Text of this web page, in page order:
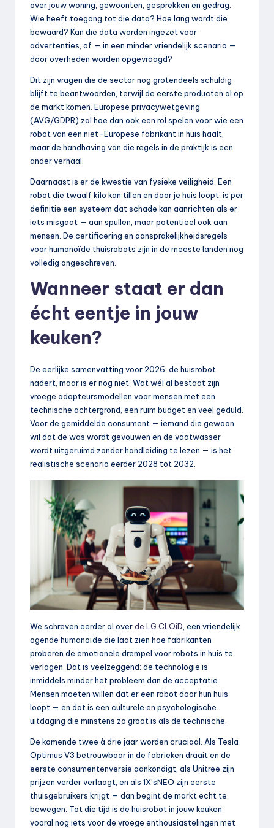
over jouw woning, gewoonten, gesprekken en gedrag.
Wie heeft toegang tot die data? Hoe lang wordt die
bewaard? Kan die data worden ingezet voor
advertenties, of — in een minder vriendelijk scenario —
door overheden worden opgevraagd?
Dit zijn vragen die de sector nog grotendeels schuldig
blijft te beantwoorden, terwijl de eerste producten al op
de markt komen. Europese privacywetgeving
(AVG/GDPR) zal hoe dan ook een rol spelen voor wie een
robot van een niet-Europese fabrikant in huis haalt,
maar de handhaving van die regels in de praktijk is een
ander verhaal.
Daarnaast is er de kwestie van fysieke veiligheid. Een
robot die twaalf kilo kan tillen en door je huis loopt, is per
definitie een systeem dat schade kan aanrichten als er
iets misgaat — aan spullen, maar potentieel ook aan
mensen. De certificering en aansprakelijkheidsregels
voor humanoïde thuisrobots zijn in de meeste landen nog
volledig ongeschreven.
Wanneer staat er dan
écht eentje in jouw
keuken?
De eerlijke samenvatting voor 2026: de huisrobot
nadert, maar is er nog niet. Wat wél al bestaat zijn
vroege adopteursmodellen voor mensen met een
technische achtergrond, een ruim budget en veel geduld.
Voor de gemiddelde consument — iemand die gewoon
wil dat de was wordt gevouwen en de vaatwasser
wordt uitgeruimd zonder handleiding te lezen — is het
realistische scenario eerder 2028 tot 2032.
We schreven eerder al overde LG CLOiD , een vriendelijk
ogende humanoïde die laat zien hoe fabrikanten
proberen de emotionele drempel voor robots in huis te
verlagen. Dat is veelzeggend: de technologie is
inmiddels minder het probleem dan de acceptatie.
Mensen moeten willen dat er een robot door hun huis
loopt — en dat is een culturele en psychologische
uitdaging die minstens zo groot is als de technische.
De komende twee à drie jaar worden cruciaal. Als Tesla
Optimus V3 betrouwbaar in de fabrieken draait en de
eerste consumentenversie aankondigt, als Unitree zijn
prijzen verder verlaagt, en als 1X’sNEO zijn eerste
thuisgebruikers krijgt — dan begint de markt echt te
bewegen. Tot die tijd is de huisrobot in jouw keuken
vooral nog iets voor de vroege enthousiastelingen met